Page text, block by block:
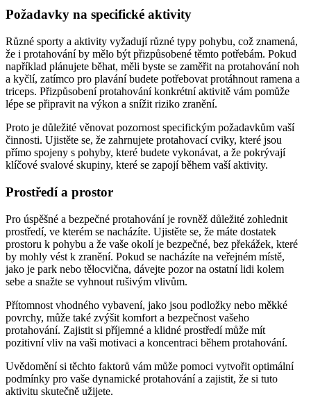
Požadavky na specifické aktivity
Různé sporty a aktivity vyžadují různé typy pohybu, což znamená,
že i protahování by mělo být přizpůsobené těmto potřebám. Pokud
například plánujete běhat, měli byste se zaměřit na protahování noh
a kyčlí, zatímco pro plavání budete potřebovat protáhnout ramena a
triceps. Přizpůsobení protahování konkrétní aktivitě vám pomůže
lépe se připravit na výkon a snížit riziko zranění.
Proto je důležité věnovat pozornost specifickým požadavkům vaší
činnosti. Ujistěte se, že zahrnujete protahovací cviky, které jsou
přímo spojeny s pohyby, které budete vykonávat, a že pokrývají
klíčové svalové skupiny, které se zapojí během vaší aktivity.
Prostředí a prostor
Pro úspěšné a bezpečné protahování je rovněž důležité zohlednit
prostředí, ve kterém se nacházíte. Ujistěte se, že máte dostatek
prostoru k pohybu a že vaše okolí je bezpečné, bez překážek, které
by mohly vést k zranění. Pokud se nacházíte na veřejném místě,
jako je park nebo tělocvična, dávejte pozor na ostatní lidi kolem
sebe a snažte se vyhnout rušivým vlivům.
Přítomnost vhodného vybavení, jako jsou podložky nebo měkké
povrchy, může také zvýšit komfort a bezpečnost vašeho
protahování. Zajistit si příjemné a klidné prostředí může mít
pozitivní vliv na vaši motivaci a koncentraci během protahování.
Uvědomění si těchto faktorů vám může pomoci vytvořit optimální
podmínky pro vaše dynamické protahování a zajistit, že si tuto
aktivitu skutečně užijete.